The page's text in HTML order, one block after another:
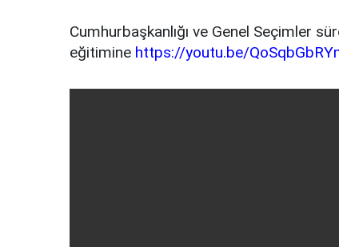
Cumhurbaşkanlığı ve Genel Seçimler
eğitimine https://youtu.be/